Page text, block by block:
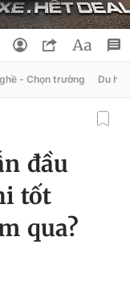
- Chọn trường Du học
đầu
tốt
qua?